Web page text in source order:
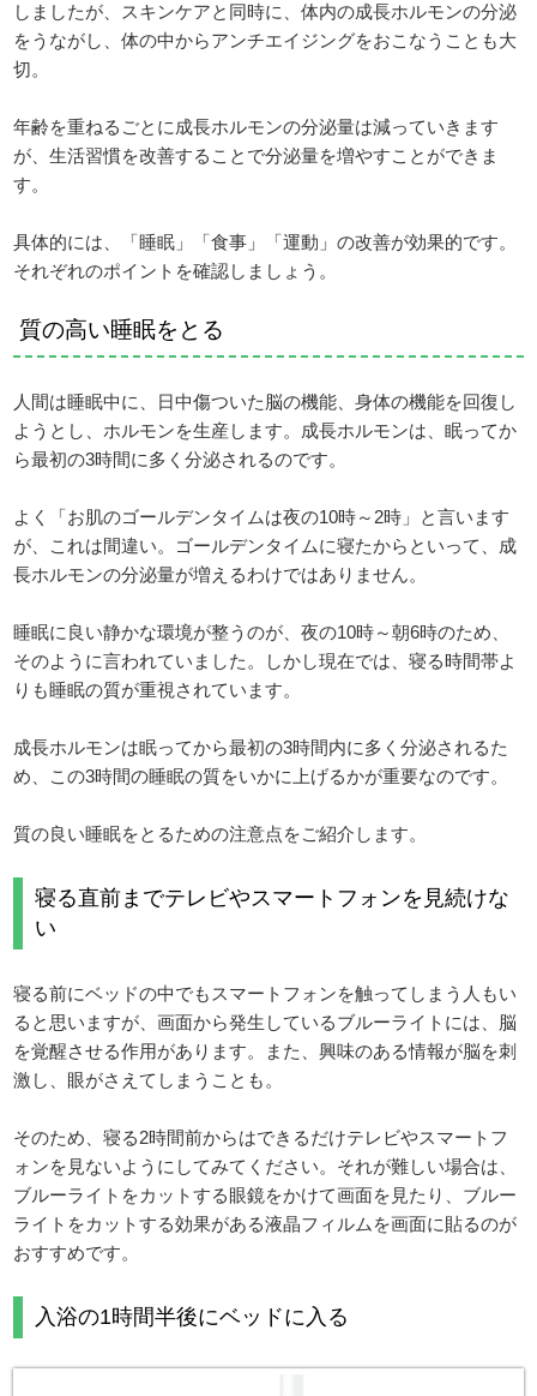
しましたが、スキンケアと同時に、体内の成長ホルモンの分泌
をうながし、体の中からアンチエイジングをおこなうことも大
切。
年齢を重ねるごとに成長ホルモンの分泌量は減っていきます
が、生活習慣を改善することで分泌量を増やすことができま
す。
具体的には、「睡眠」「食事」「運動」の改善が効果的です。
それぞれのポイントを確認しましょう。
質の高い睡眠をとる
人間は睡眠中に、日中傷ついた脳の機能、身体の機能を回復し
ようとし、ホルモンを生産します。成長ホルモンは、眠ってか
ら最初の3時間に多く分泌されるのです。
よく「お肌のゴールデンタイムは夜の10時～2時」と言います
が、これは間違い。ゴールデンタイムに寝たからといって、成
長ホルモンの分泌量が増えるわけではありません。
睡眠に良い静かな環境が整うのが、夜の10時～朝6時のため、
そのように言われていました。しかし現在では、寝る時間帯よ
りも睡眠の質が重視されています。
成長ホルモンは眠ってから最初の3時間内に多く分泌されるた
め、この3時間の睡眠の質をいかに上げるかが重要なのです。
質の良い睡眠をとるための注意点をご紹介します。
寝る直前までテレビやスマートフォンを見続けな
い
寝る前にベッドの中でもスマートフォンを触ってしまう人もい
ると思いますが、画面から発生しているブルーライトには、脳
を覚醒させる作用があります。また、興味のある情報が脳を刺
激し、眼がさえてしまうことも。
そのため、寝る2時間前からはできるだけテレビやスマートフ
ォンを見ないようにしてみてください。それが難しい場合は、
ブルーライトをカットする眼鏡をかけて画面を見たり、ブルー
ライトをカットする効果がある液晶フィルムを画面に貼るのが
おすすめです。
入浴の1時間半後にベッドに入る